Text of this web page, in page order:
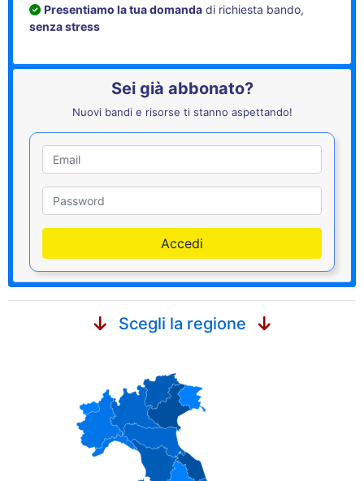
Presentiamo la tua domanda di richiesta bando,
senza stress
Sei già abbonato?
Nuovi bandi e risorse ti stanno aspettando!
Accedi
Scegli la regione